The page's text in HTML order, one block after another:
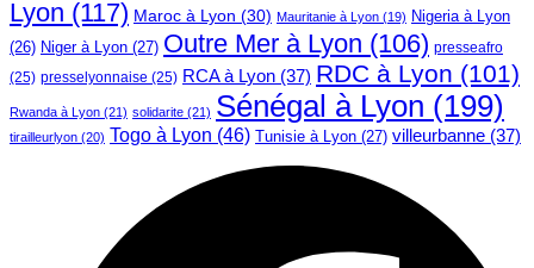
Lyon (117) Maroc à Lyon (30) Mauritanie à Lyon (19) Nigeria à Lyon
(26) Niger à Lyon (27) Outre Mer à Lyon (106) presseafro
(25) presselyonnaise (25) RCA à Lyon (37) RDC à Lyon (101)
Rwanda à Lyon (21) solidarite (21) Sénégal à Lyon (199)
tirailleurlyon (20) Togo à Lyon (46) Tunisie à Lyon (27) villeurbanne (37)